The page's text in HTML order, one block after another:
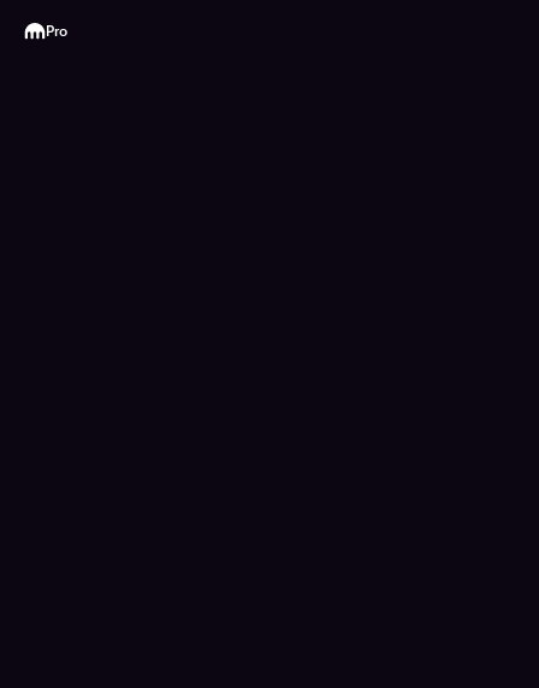
Kraken
Pro